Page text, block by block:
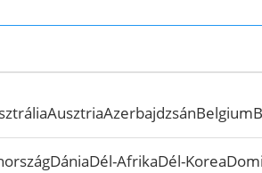
AusztriaAzerbajdzsánBelgium
DániaDél-AfrikaDél-Korea